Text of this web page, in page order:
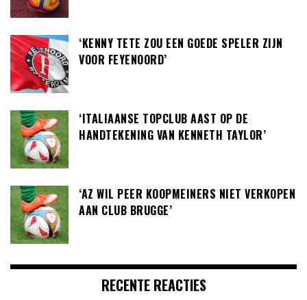
‘KENNY TETE ZOU EEN GOEDE SPELER ZIJN
VOOR FEYENOORD’
‘ITALIAANSE TOPCLUB AAST OP DE
HANDTEKENING VAN KENNETH TAYLOR’
‘AZ WIL PEER KOOPMEINERS NIET VERKOPEN
AAN CLUB BRUGGE’
RECENTE REACTIES